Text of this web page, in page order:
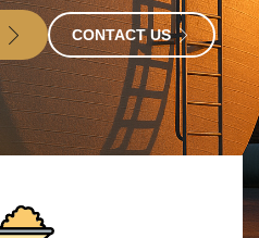
CONTACT US